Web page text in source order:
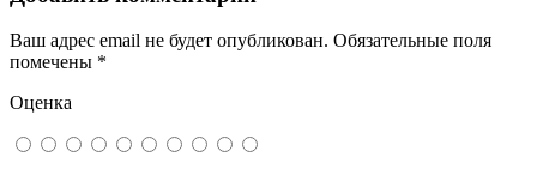
Ваш адрес email не будет опубликован. Обязательные поля
помечены *
Оценка